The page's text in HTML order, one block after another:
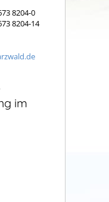
8204-0
8204-14
im